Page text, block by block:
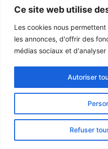
Ce site web utilise
Les cookies nous
les annonces, d'offrir des
médias sociaux et
Refuser
Autoriser